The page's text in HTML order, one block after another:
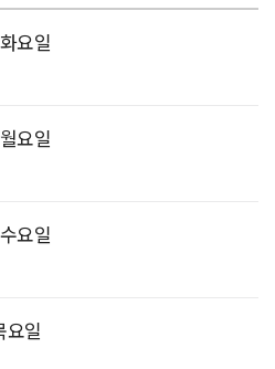
요일
요일
요일
요일